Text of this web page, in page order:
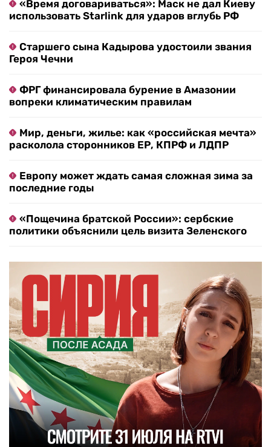
«Время договариваться»: Маск не дал Киеву
использовать Starlink для ударов вглубь РФ
Старшего сына Кадырова удостоили звания
Героя Чечни
ФРГ финансировала бурение в Амазонии
вопреки климатическим правилам
Мир, деньги, жилье: как «российская мечта»
расколола сторонников ЕР, КПРФ и ЛДПР
Европу может ждать самая сложная зима за
последние годы
«Пощечина братской России»: сербские
политики объяснили цель визита Зеленского